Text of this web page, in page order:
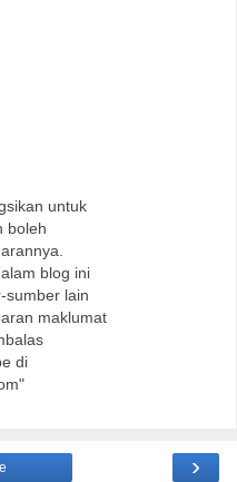
untuk
boleh
blog ini
sumber lain
maklumat
di
›